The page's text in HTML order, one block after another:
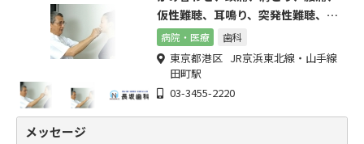
仮性難聴、耳鳴り、突発性難聴、め
まい、かみ合わせ診療案内。
病院・医療 歯科
東京都港区 JR京浜東北線・山手線
田町駅
03-3455-2220
メッセージ